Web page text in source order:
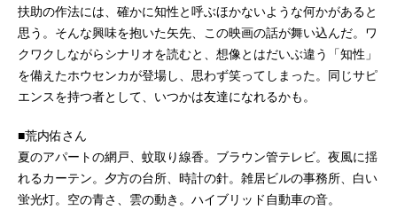
扶助の作法には、確かに知性と呼ぶほかないような何かがあると
思う。そんな興味を抱いた矢先、この映画の話が舞い込んだ。ワ
クワクしながらシナリオを読むと、想像とはだいぶ違う「知性」
を備えたホウセンカが登場し、思わず笑ってしまった。同じサピ
エンスを持つ者として、いつかは友達になれるかも。
■荒内佑さん
夏のアパートの網戸、蚊取り線香。ブラウン管テレビ。夜風に揺
れるカーテン。夕方の台所、時計の針。雑居ビルの事務所、白い
蛍光灯。空の青さ、雲の動き。ハイブリッド自動車の音。